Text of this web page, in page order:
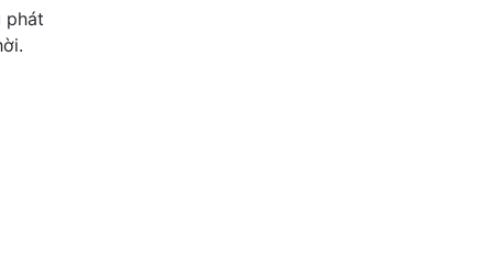
phát